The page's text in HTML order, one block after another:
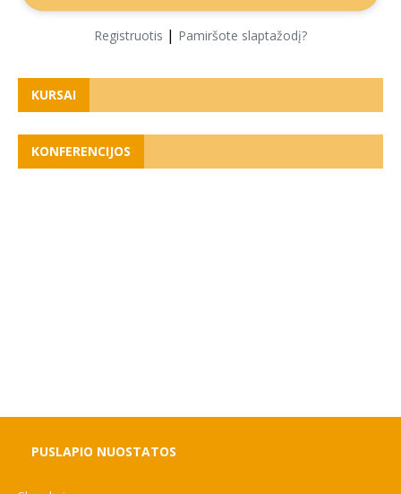
Registruotis | Pamiršote slaptažodį?
KURSAI
KONFERENCIJOS
PUSLAPIO NUOSTATOS